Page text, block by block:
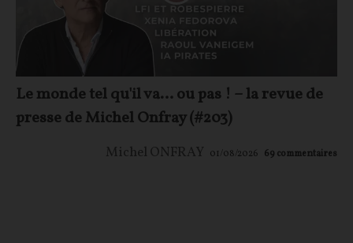
Le monde tel qu'il va… ou pas ! – la revue de
presse de Michel Onfray (#203)
Michel ONFRAY 01/08/2026 69 commentaires